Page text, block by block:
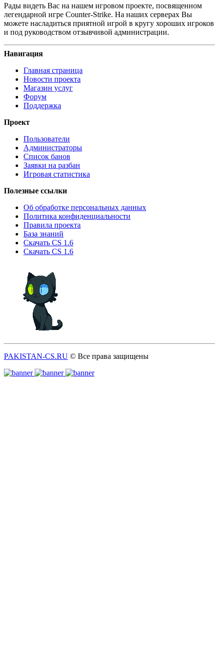
Рады видеть Вас на нашем игровом проекте, посвященном
легендарной игре Counter-Strike. На наших серверах Вы
можете насладиться приятной игрой в кругу хороших игроков
и под руководством отзывчивой администрации.
Навигация
Главная страница
Новости проекта
Магазин услуг
Форум
Поддержка
Проект
Пользователи
Администраторы
Список банов
Заявки на разбан
Игровая статистика
Полезные ссылки
Об обработке персональных данных
Политика конфиденциальности
Правила проекта
База знаний
Скачать CS 1.6
Скачать CS 1.6
PAKISTAN-CS.RU © Все права защищены